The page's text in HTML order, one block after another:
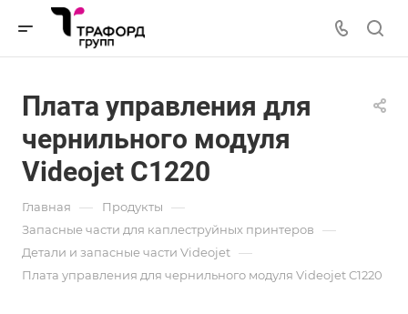
Плата управления для
чернильного модуля
Videojet C1220
Главная — Продукты —
Запасные части для каплеструйных принтеров —
Детали и запасные части Videojet —
Плата управления для чернильного модуля Videojet C1220